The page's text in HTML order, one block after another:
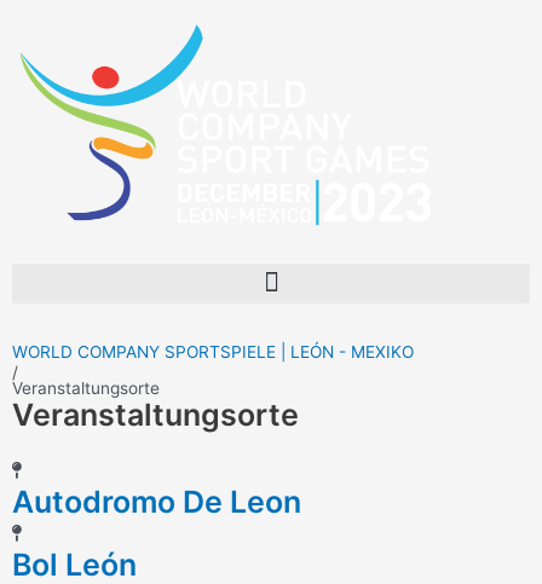
springen
Menü
WORLD COMPANY SPORTSPIELE | LEÓN - MEXIKO
/
Veranstaltungsorte
Veranstaltungsorte
Autodromo De Leon
Bol León